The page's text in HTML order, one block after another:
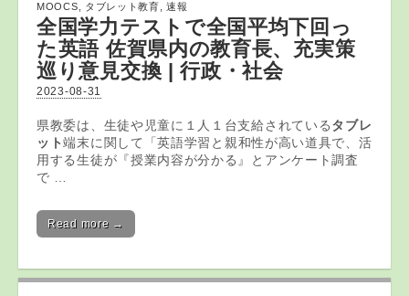
MOOCS タブレット教育 ,速報
全国学力テストで全国平均下回っ
た英語 佐賀県内の教育長、充実策
巡り意見交換 | 行政・社会
2023-08-31
県教委は、生徒や児童に１人１台支給されているタブレ
ット端末に関して「英語学習と親和性が高い道具で、活
用する生徒が『授業内容が分かる』とアンケート調査
で …
Read more →